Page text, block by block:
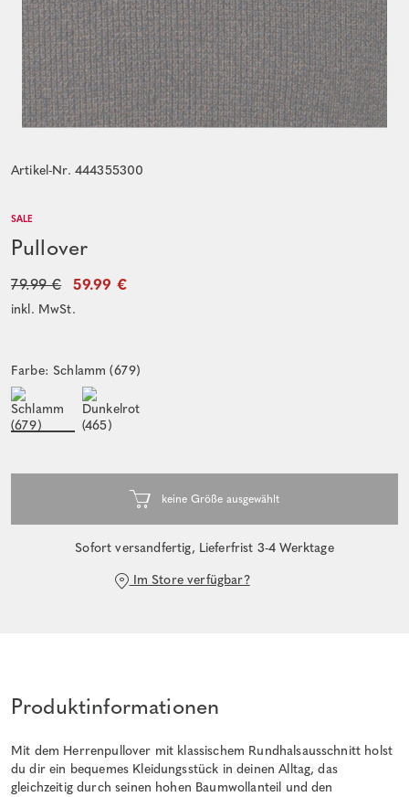
Artikel-Nr. 444355300
SALE
Pullover
79.99 € 59.99 €
inkl. MwSt.
Farbe: Schlamm (679)
Sofort versandfertig, Lieferfrist 3-4 Werktage
Im Store verfügbar?
Produktinformationen
Mit dem Herrenpullover mit klassischem Rundhalsausschnitt holst
du dir ein bequemes Kleidungsstück in deinen Alltag, das
gleichzeitig durch seinen hohen Baumwollanteil und den